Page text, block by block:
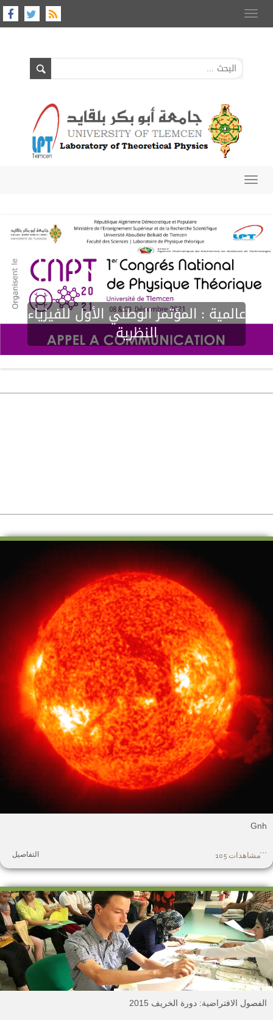
Toggle
navigation
Toggle
عالمية : المؤتمر الوطني الأول للفيزياء
النظرية
مشاهدات 105 التفاصيل
الافتراضية: دورة الخريف 2015